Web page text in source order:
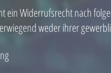
ein Widerrufsrecht nach
weder ihrer